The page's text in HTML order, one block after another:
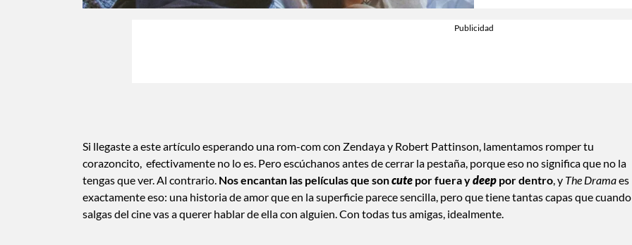
Si llegaste a este artículo esperando una rom-com con Zendaya y Robert Pattinson, lamentamos romper tu
corazoncito, efectivamente no lo es. Pero escúchanos antes de cerrar la pestaña, porque eso no significa que no la
tengas que ver. Al contrario. Nos encantan las películas que soncute por fuera ydeep por dentro , y The Dramaes
exactamente eso: una historia de amor que en la superficie parece sencilla, pero que tiene tantas capas que cuando
salgas del cine vas a querer hablar de ella con alguien. Con todas tus amigas, idealmente.